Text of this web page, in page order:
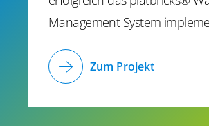
Management System
Zum Projekt